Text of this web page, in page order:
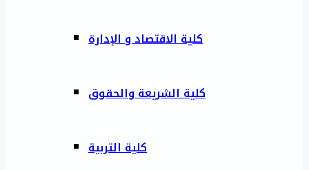
كلية الاقتصاد و الإدارة
كلية الشريعة والحقوق
كلية التربية